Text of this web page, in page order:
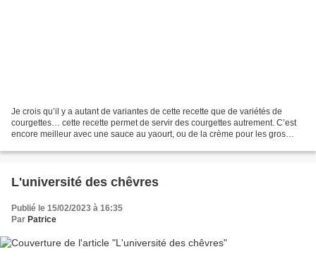
Je crois qu’il y a autant de variantes de cette recette que de variétés de
courgettes… cette recette permet de servir des courgettes autrement. C’est
encore meilleur avec une sauce au yaourt, ou de la crème pour les gros
L'université des chêvres
Publié le 15/02/2023 à 16:35
Par Patrice